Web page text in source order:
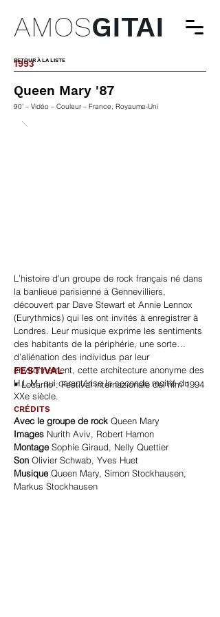
AMOSGITAI
RETOUR À LA LISTE
1993
Queen Mary '87
90' – Vidéo – Couleur – France, Royaume-Uni
L’histoire d’un groupe de rock français né dans
la banlieue parisienne à Gennevilliers,
découvert par Dave Stewart et Annie Lennox
(Eurythmics) qui les ont invités à enregistrer à
Londres. Leur musique exprime les sentiments
des habitants de la périphérie, une sorte
d’aliénation des individus par leur
environnement, cette architecture anonyme des
H.L.M. qui caractérise la seconde moitié du
XXe siècle.
FESTIVAL
• Locarno : Festival internazionale del film 1994
CRÉDITS
Avec le groupe de rock Queen Mary
Images Nurith Aviv, Robert Hamon
MontageSophie Giraud, Nelly Quettier
Son Olivier Schwab, Yves Huet
MusiqueQueen Mary, Simon Stockhausen,
Markus Stockhausen